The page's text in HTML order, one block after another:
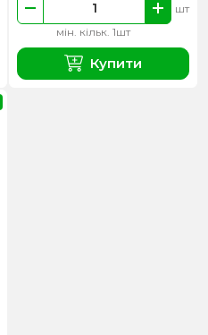
мін. кільк. 1шт
шт
Купити